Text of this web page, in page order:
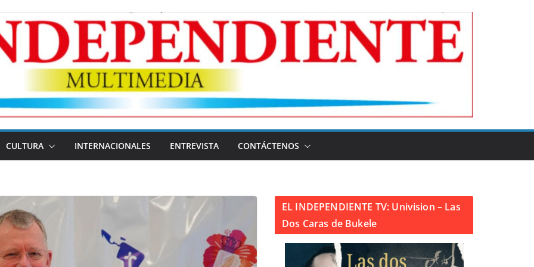
CULTURA INTERNACIONALES ENTREVISTA CONTÁCTENOS
EL INDEPENDIENTE TV: Univision – Las
Dos Caras de Bukele